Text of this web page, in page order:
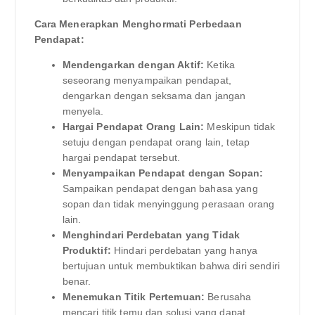
Cara Menerapkan Menghormati Perbedaan
Pendapat:
Mendengarkan dengan Aktif: Ketika
seseorang menyampaikan pendapat,
dengarkan dengan seksama dan jangan
menyela.
Hargai Pendapat Orang Lain: Meskipun tidak
setuju dengan pendapat orang lain, tetap
hargai pendapat tersebut.
Menyampaikan Pendapat dengan Sopan:
Sampaikan pendapat dengan bahasa yang
sopan dan tidak menyinggung perasaan orang
lain.
Menghindari Perdebatan yang Tidak
Produktif: Hindari perdebatan yang hanya
bertujuan untuk membuktikan bahwa diri sendiri
benar.
Menemukan Titik Pertemuan: Berusaha
mencari titik temu dan solusi yang dapat